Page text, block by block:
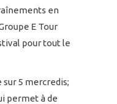
en
E Tour
pour tout le
5 mercredis;
permet à de